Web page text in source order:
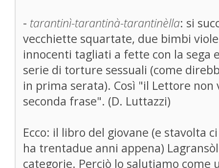
- tarantinì-tarantinà-tarantinèlla: si
vecchiette squartate, due bimbi
innocenti tagliati a fette con la sega
serie di torture sessuali (come
in prima serata). Così "il Lettore
seconda frase". (D. Luttazzi)
Ecco: il libro del giovane (e stavolta
ha trentadue anni appena)
categorie. Perciò lo salutiamo come